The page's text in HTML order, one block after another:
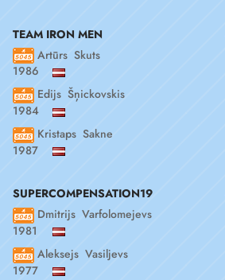
TEAM IRON MEN
Artūrs Skuts
1986
Edijs Šņickovskis
1984
Kristaps Sakne
1987
SUPERCOMPENSATION19
Dmitrijs Varfolomejevs
1981
Aleksejs Vasiljevs
1977